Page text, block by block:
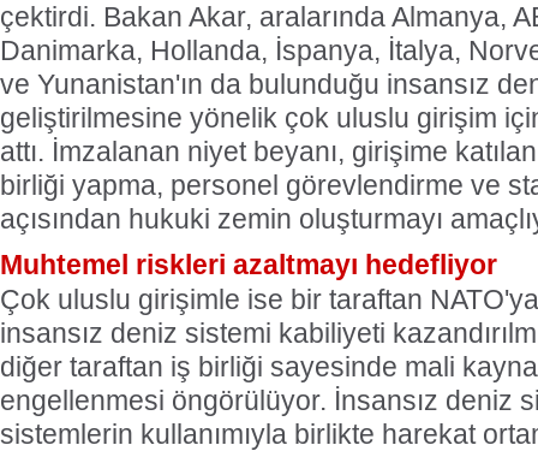
çektirdi. Bakan Akar, aralarında Almanya,
Danimarka, Hollanda, İspanya, İtalya,
ve Yunanistan'ın da bulunduğu insansız
geliştirilmesine yönelik çok uluslu girişim
attı. İmzalanan niyet beyanı, girişime
birliği yapma, personel görevlendirme ve
açısından hukuki zemin oluşturmayı
Muhtemel riskleri azaltmayı hedefliyor
Çok uluslu girişimle ise bir taraftan
insansız deniz sistemi kabiliyeti
diğer taraftan iş birliği sayesinde mali
engellenmesi öngörülüyor. İnsansız deniz
sistemlerin kullanımıyla birlikte harekat